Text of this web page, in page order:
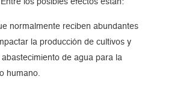
los posibles efectos están:
normalmente reciben abundantes
la producción de cultivos y
de agua para la
humano.